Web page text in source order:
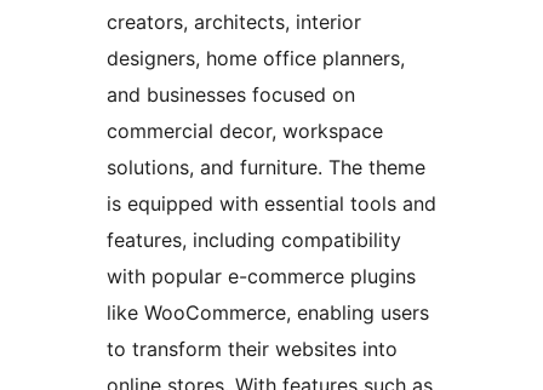
creators, architects, interior
designers, home office planners,
and businesses focused on
commercial decor, workspace
solutions, and furniture. The theme
is equipped with essential tools and
features, including compatibility
with popular e-commerce plugins
like WooCommerce, enabling users
to transform their websites into